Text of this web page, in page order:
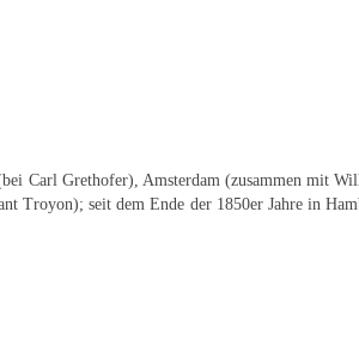
Carl Grethofer), Amsterdam (zusammen mit
Troyon); seit dem Ende der 1850er Jahre in